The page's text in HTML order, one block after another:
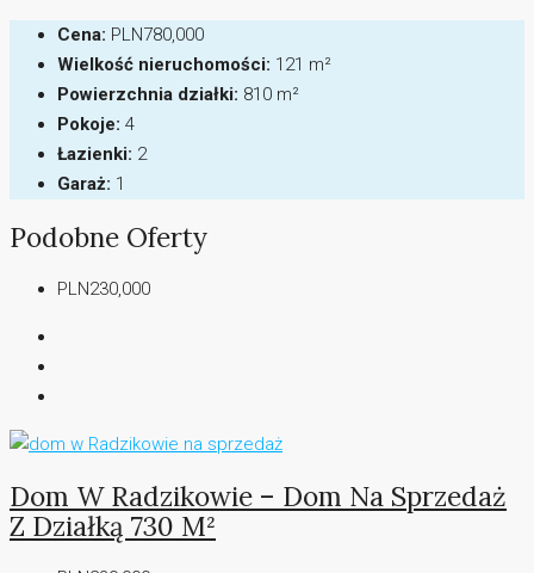
Cena: PLN780,000
Wielkość nieruchomości: 121 m²
Powierzchnia działki: 810 m²
Pokoje: 4
Łazienki: 2
Garaż: 1
Podobne Oferty
PLN230,000
Dom W Radzikowie – Dom Na Sprzedaż
Z Działką 730 M²